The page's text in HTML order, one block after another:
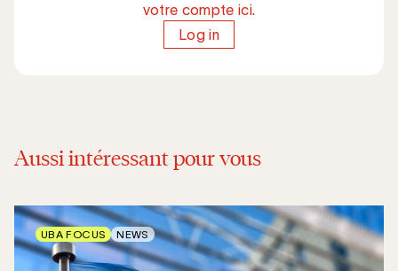
votre compte ici.
Log in
Aussi intéressant pour vous
UBA FOCUS NEWS